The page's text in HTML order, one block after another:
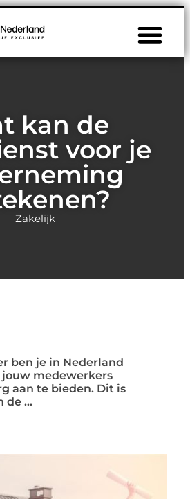
kan de
voor je
Zakelijk
ben je in Nederland
medewerkers
aan te bieden. Dit is
de ...